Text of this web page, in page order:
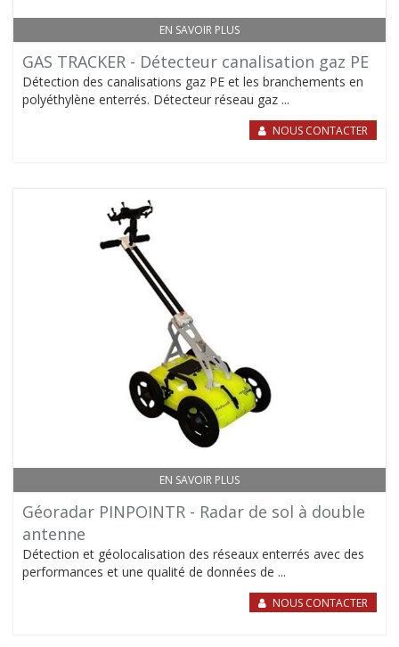
EN SAVOIR PLUS
GAS TRACKER - Détecteur canalisation gaz PE
Détection des canalisations gaz PE et les branchements en
polyéthylène enterrés. Détecteur réseau gaz ...
NOUS CONTACTER
EN SAVOIR PLUS
Géoradar PINPOINTR - Radar de sol à double
antenne
Détection et géolocalisation des réseaux enterrés avec des
performances et une qualité de données de ...
NOUS CONTACTER